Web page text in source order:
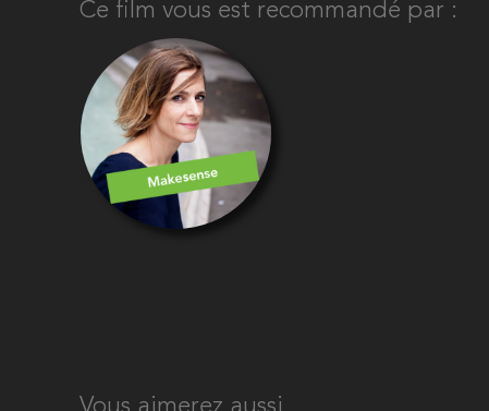
Ce film vous est recommandé par :